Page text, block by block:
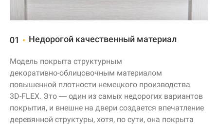
01 Недорогой качественный материал
Модель покрыта структурным
декоративно-облицовочным материалом
повышенной плотности немецкого производства
3D-FLEX. Это — один из самых недорогих вариантов
покрытия, и внешне на двери создается впечатление
деревянной структуры, хотя, по сути, она покрыта